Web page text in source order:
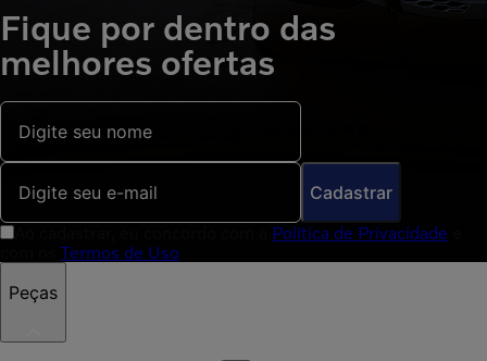
Fique por dentro das
melhores ofertas
Cadastrar
Política de Privacidade
Termos de Uso
Peças